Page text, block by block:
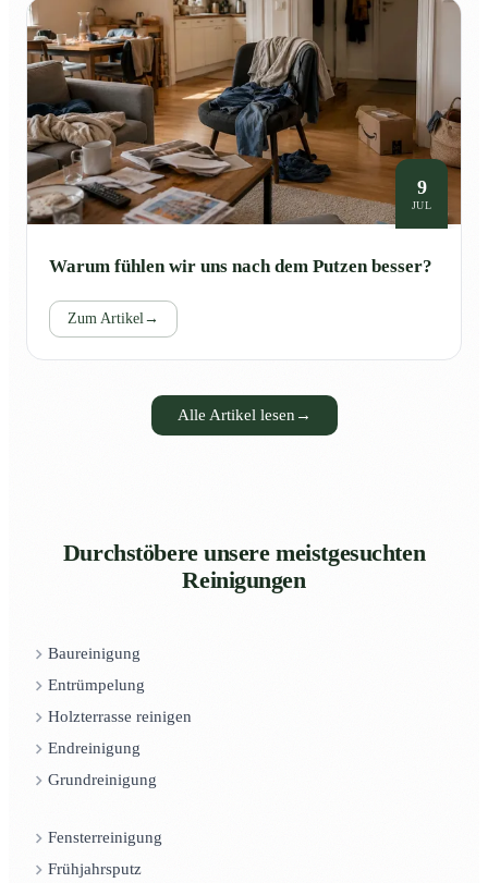
9
JUL
Warum fühlen wir uns nach dem Putzen besser?
Zum Artikel→
Alle Artikel lesen →
Durchstöbere unsere meistgesuchten
Reinigungen
Baureinigung
Entrümpelung
Holzterrasse reinigen
Endreinigung
Grundreinigung
Fensterreinigung
Frühjahrsputz